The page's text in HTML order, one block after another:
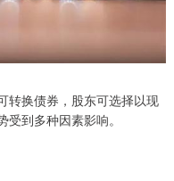
转换债券，股东可选择以现
到多种因素影响。